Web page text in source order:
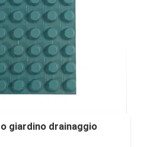
giardino drainaggio